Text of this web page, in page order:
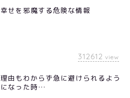
幸せを邪魔する危険な情報
312612 view
理由もわからず急に避けられるよう
になった時…